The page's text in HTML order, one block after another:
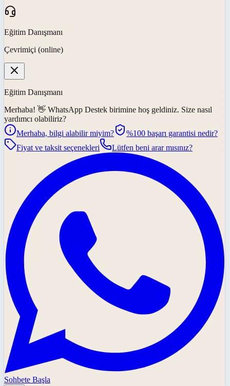
Eğitim Danışmanı
Çevrimiçi (online)
Eğitim Danışmanı
Merhaba! 👋 WhatsApp Destek birimine hoş geldiniz. Size nasıl
yardımcı olabiliriz?
Merhaba, bilgi alabilir miyim?
%100 başarı garantisi nedir?
Fiyat ve taksit seçenekleri
Lütfen beni arar mısınız?
Sohbete Başla